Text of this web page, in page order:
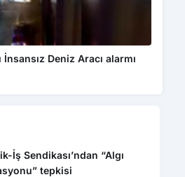
İnsansız Deniz Aracı alarmı
İş Sendikası’ndan “Algı
tepkisi